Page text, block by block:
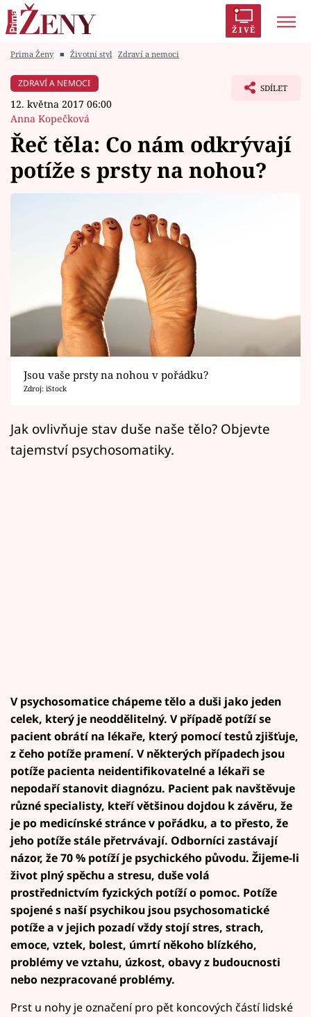
ŽIVĚ
Módní alarm
Zrádci
Témata
Vztahy
Seriály
Horoskopy
Sledujte prima+
Filmový festival Karlovy Vary
Mámy sobě
Prima Ženy ■ Životní styl Zdraví a nemoci
ZDRAVÍ A NEMOCI
12. května 2017 06:00
Anna Kopečková
SDÍLET
Řeč těla: Co nám odkrývají
potíže s prsty na nohou?
Jsou vaše prsty na nohou v pořádku?
Zdroj: iStock
Jak ovlivňuje stav duše naše tělo? Objevte
tajemství psychosomatiky.
V psychosomatice chápeme tělo a duši jako jeden
celek, který je neoddělitelný. V případě potíží se
pacient obrátí na lékaře, který pomocí testů zjišťuje,
z čeho potíže pramení. V některých případech jsou
potíže pacienta neidentifikovatelné a lékaři se
nepodaří stanovit diagnózu. Pacient pak navštěvuje
různé specialisty, kteří většinou dojdou k závěru, že
je po medicínské stránce v pořádku, a to přesto, že
jeho potíže stále přetrvávají. Odborníci zastávají
názor, že 70 % potíží je psychického původu. Žijeme-li
život plný spěchu a stresu, duše volá
prostřednictvím fyzických potíží o pomoc. Potíže
spojené s naší psychikou jsou psychosomatické
potíže a v jejich pozadí vždy stojí stres, strach,
emoce, vztek, bolest, úmrtí někoho blízkého,
problémy ve vztahu, úzkost, obavy z budoucnosti
nebo nezpracované problémy.
Prst u nohy je označení pro pět koncových částí lidské